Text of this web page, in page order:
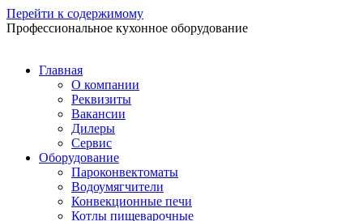
Перейти к содержимому
Профессиональное кухонное оборудование
Главная
О компании
Реквизиты
Вакансии
Дилеры
Сервис
Оборудование
Пароконвектоматы
Водоумягчители
Конвекционные печи
Котлы пищеварочные